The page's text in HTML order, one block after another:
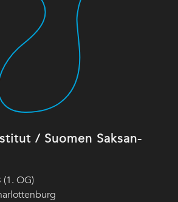
/ Suomen Saksan-
(1. OG)